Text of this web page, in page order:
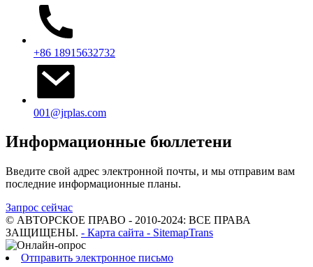
+86 18915632732
001@jrplas.com
Информационные бюллетени
Введите свой адрес электронной почты, и мы отправим вам
последние информационные планы.
Запрос сейчас
© АВТОРСКОЕ ПРАВО - 2010-2024: ВСЕ ПРАВА
ЗАЩИЩЕНЫ. - Карта сайта - SitemapTrans
Отправить электронное письмо